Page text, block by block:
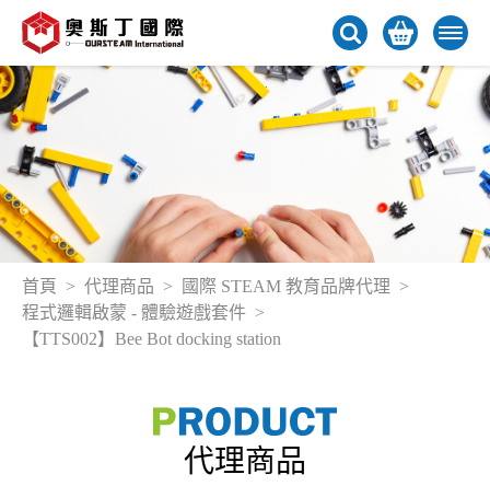
首頁 代理商品
國際 STEAM 教育品牌代理
程式邏輯啟蒙 - 體驗遊戲套件
【TTS002】Bee Bot docking station
代理商品